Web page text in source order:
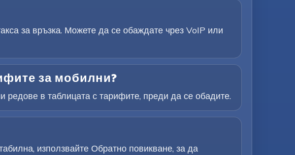
за връзка. Можете да се обаждате чрез VoIP или
за мобилни?
редове в таблицата с тарифите, преди да се обадите.
използвайте Обратно повикване, за да